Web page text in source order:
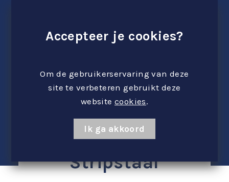
Stripstaal
Accepteer je cookies?
Om de gebruikerservaring van deze
site te verbeteren gebruikt deze
website cookies.
Ik ga akkoord